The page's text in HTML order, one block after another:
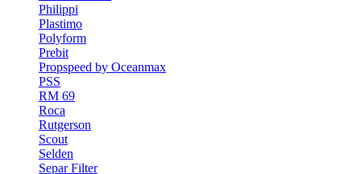
Philippi
Plastimo
Polyform
Prebit
Propspeed by Oceanmax
PSS
RM 69
Roca
Rutgerson
Scout
Selden
Separ Filter